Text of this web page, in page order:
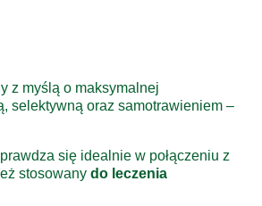
z myślą o maksymalnej
selektywną oraz samotrawieniem –
się idealnie w połączeniu z
stosowany do leczenia